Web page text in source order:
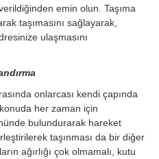
emin olun. Taşıma
taşımasını sağlayarak,
ulaşmasını
onlarcası kendi çapında
her zaman için
bulundurarak hareket
taşınması da bir diğer
ağırlığı çok olmamalı, kutu